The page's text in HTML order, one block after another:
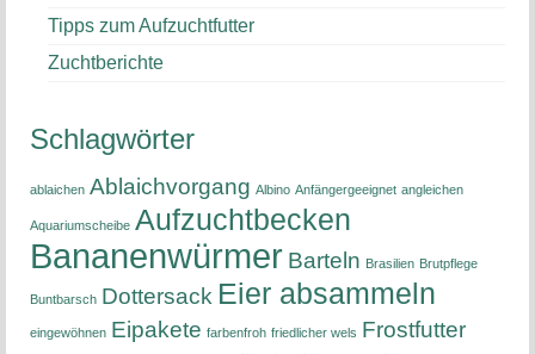
Tipps zum Aufzuchtfutter
Zuchtberichte
Schlagwörter
ablaichen Ablaichvorgang Albino Anfängergeeignet angleichen
Aquariumscheibe Aufzuchtbecken
Bananenwürmer Barteln Brasilien Brutpflege
Buntbarsch Dottersack Eier absammeln
eingewöhnen Eipakete farbenfroh friedlicher wels Frostfutter